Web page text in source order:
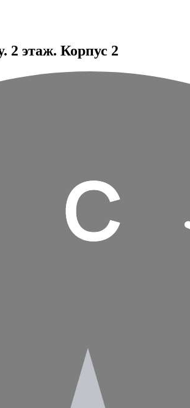
2 этаж. Корпус 2